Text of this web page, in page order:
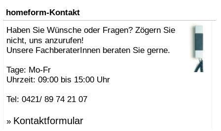
homeform-Kontakt
Haben Sie Wünsche oder Fragen? Zögern Sie
nicht, uns anzurufen!
Unsere FachberaterInnen beraten Sie gerne.
Tage: Mo-Fr
Uhrzeit: 09:00 bis 15:00 Uhr
Tel: 0421/ 89 74 21 07
» Kontaktformular